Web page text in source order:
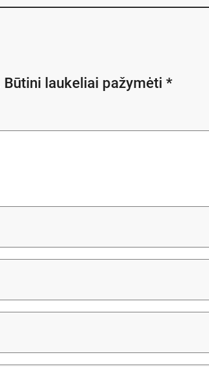
Būtini laukeliai pažymėti *